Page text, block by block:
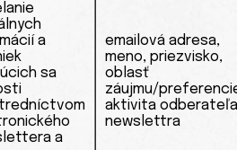
a
sa
a
emailová adresa,
meno, priezvisko,
oblasť
záujmu/
aktivita odberateľa
newslettra